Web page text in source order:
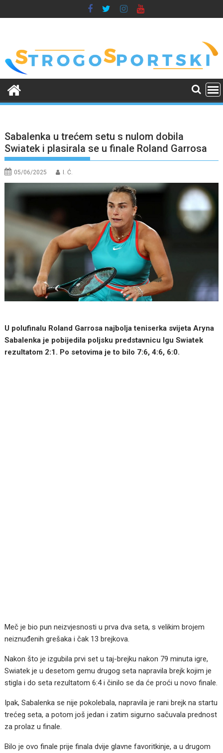
to
Sabalenka u trećem setu s nulom dobila
Swiatek i plasirala se u finale Roland Garrosa
05/06/2025 I. Ć.
U polufinalu Roland Garrosa najbolja teniserka svijeta Aryna
Sabalenka je pobijedila poljsku predstavnicu Igu Swiatek
rezultatom 2:1. Po setovima je to bilo 7:6, 4:6, 6:0.
Meč je bio pun neizvjesnosti u prva dva seta, s velikim brojem
neiznuđenih grešaka i čak 13 brejkova.
Nakon što je izgubila prvi set u taj-brejku nakon 79 minuta igre,
Swiatek je u desetom gemu drugog seta napravila brejk kojim je
stigla i do seta rezultatom 6:4 i činilo se da će proći u novo finale.
Ipak, Sabalenka se nije pokolebala, napravila je rani brejk na startu
trećeg seta, a potom još jedan i zatim sigurno sačuvala prednost
za prolaz u finale.
Bilo je ovo finale prije finala dvije glavne favoritkinje, a u drugom